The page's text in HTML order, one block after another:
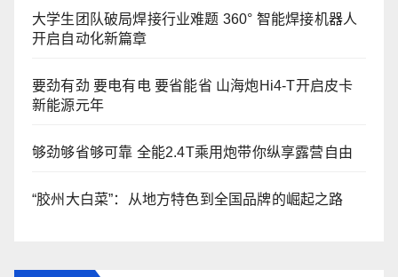
大学生团队破局焊接行业难题 360° 智能焊接机器人
开启自动化新篇章
要劲有劲 要电有电 要省能省 山海炮Hi4-T开启皮卡
新能源元年
够劲够省够可靠 全能2.4T乘用炮带你纵享露营自由
“胶州大白菜”：从地方特色到全国品牌的崛起之路